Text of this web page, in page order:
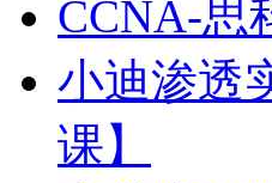
CCNA-思
小迪渗透
课】